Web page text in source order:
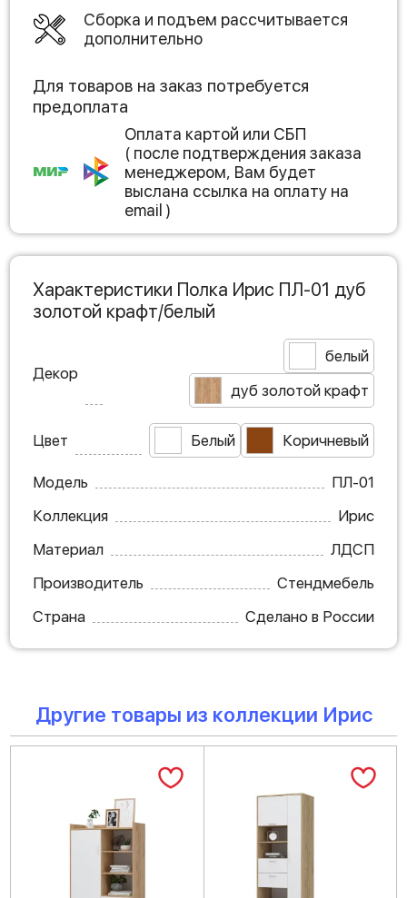
Сборка и подъем рассчитывается
дополнительно
Для товаров на заказ потребуется
предоплата
Оплата картой или СБП
( после подтверждения заказа
менеджером, Вам будет
выслана ссылка на оплату на
email )
Характеристики Полка Ирис ПЛ-01 дуб
золотой крафт/белый
Декор
белый
дуб золотой крафт
Цвет Белый Коричневый
Модель
ПЛ-01
Коллекция
Ирис
Материал
ЛДСП
Производитель
Стендмебель
Страна
Сделано в России
Другие товары из коллекции Ирис